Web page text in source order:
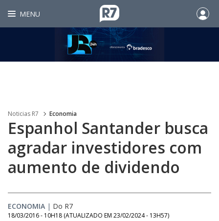
MENU
Noticias R7 Economia
Espanhol Santander busca
agradar investidores com
aumento de dividendo
ECONOMIA | Do R7
18/03/2016 - 10H18 (ATUALIZADO EM 23/02/2024 - 13H57)